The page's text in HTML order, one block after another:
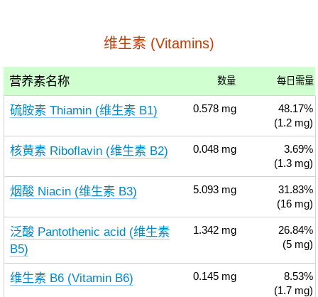
维生素 (Vitamins)
营养素名称 数量 每日需量
硫胺素 Thiamin (维生素 B1) 0.578 mg
48.17%
(1.2 mg)
核黄素 Riboflavin (维生素 B2) 0.048 mg
3.69%
(1.3 mg)
烟酸 Niacin (维生素 B3) 5.093 mg
31.83%
(16 mg)
泛酸 Pantothenic acid (维生素
B5)
1.342 mg
26.84%
(5 mg)
维生素 B6 (Vitamin B6) 0.145 mg
8.53%
(1.7 mg)